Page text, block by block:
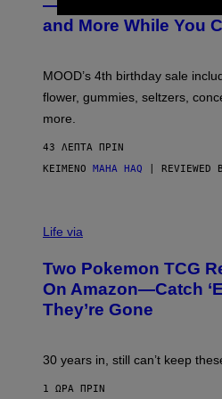
Y
O
O
— Get Up to 25% Off
and More While You
MOOD’s 4th birthday sale
flower, gummies, seltzers,
more.
43 ΛΕΠΤΆ ΠΡΙΝ
ΚΕΊΜΕΝΟ MAHA HAQ | REVIEWED
Life via
Two Pokemon TCG
On Amazon—Catch
They’re Gone
30 years in, still can’t keep
1 ΏΡΑ ΠΡΙΝ